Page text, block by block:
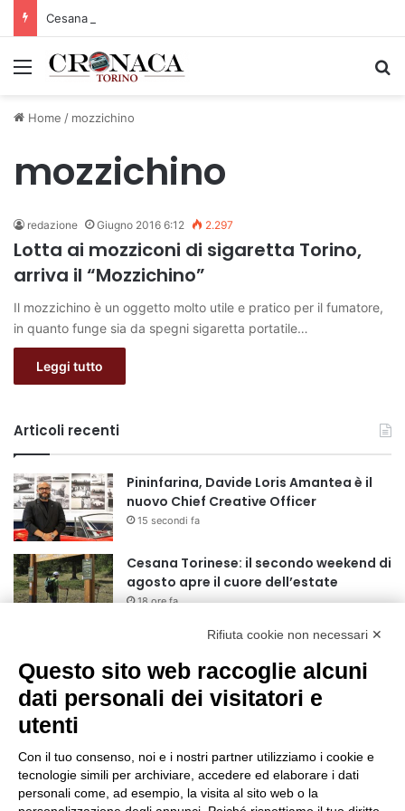
Menu
Home / mozzichino
mozzichino
redazione Giugno 2016 6:12 2.297
Lotta ai mozziconi di sigaretta Torino,
arriva il “Mozzichino”
Il mozzichino è un oggetto molto utile e pratico per il fumatore,
in quanto funge sia da spegni sigaretta portatile…
Leggi tutto
Articoli recenti
Pininfarina, Davide Loris Amantea è il
nuovo Chief Creative Officer
15 secondi fa
Cesana Torinese: il secondo weekend di
agosto apre il cuore dell’estate
18 ore fa
Siccità: Il Piemonte avvia le procedure
per la richiesta dello stato di calamità
naturale
19 ore fa
precampionato
22 ore fa
Rifiuta cookie non necessari ✕
Questo sito web raccoglie alcuni
dati personali dei visitatori e
utenti
Con il tuo consenso, noi e i nostri partner utilizziamo i cookie e
tecnologie simili per archiviare, accedere ed elaborare i dati
personali come, ad esempio, la visita al sito web o la